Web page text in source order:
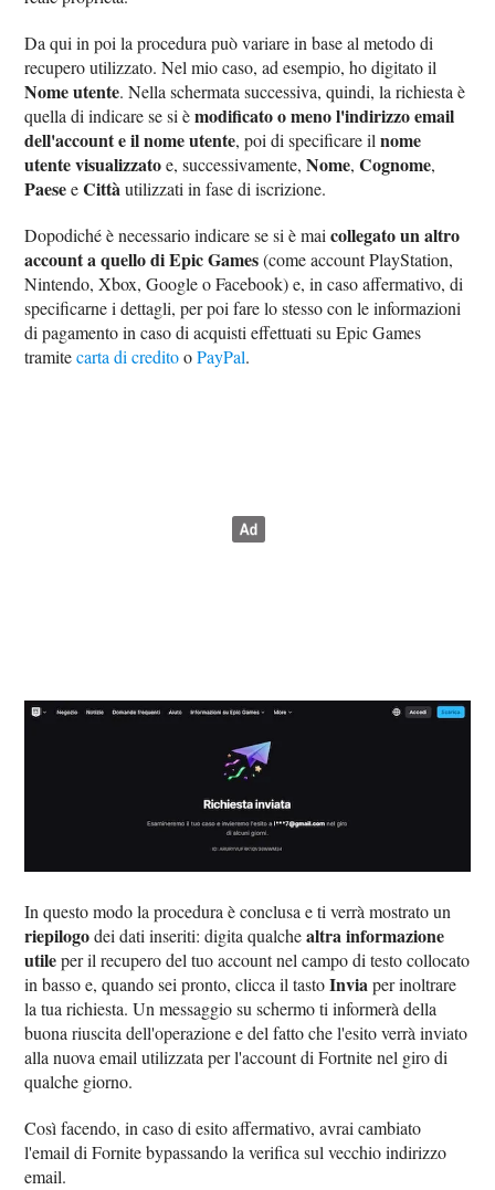
Da qui in poi la procedura può variare in base al metodo di
recupero utilizzato. Nel mio caso, ad esempio, ho digitato il
Nome utente. Nella schermata successiva, quindi, la richiesta è
quella di indicare se si èmodificato o meno l'indirizzo email
dell'account e il nome utente, poi di specificare ilnome
utente visualizzatoe, successivamente,Nome,Cognome,
PaeseeCittàutilizzati in fase di iscrizione.
Dopodiché è necessario indicare se si è maicollegato un altro
account a quello di Epic Games(come account PlayStation,
Nintendo, Xbox, Google o Facebook) e, in caso affermativo, di
specificarne i dettagli, per poi fare lo stesso con le informazioni
di pagamento in caso di acquisti effettuati su Epic Games
tramitecarta di creditooPayPal.
In questo modo la procedura è conclusa e ti verrà mostrato un
riepilogodei dati inseriti: digita qualchealtra informazione
utileper il recupero del tuo account nel campo di testo collocato
in basso e, quando sei pronto, clicca il tastoInviaper inoltrare
la tua richiesta. Un messaggio su schermo ti informerà della
buona riuscita dell'operazione e del fatto che l'esito verrà inviato
alla nuova email utilizzata per l'account di Fortnite nel giro di
qualche giorno.
Così facendo, in caso di esito affermativo, avrai cambiato
l'email di Fornite bypassando la verifica sul vecchio indirizzo
email.